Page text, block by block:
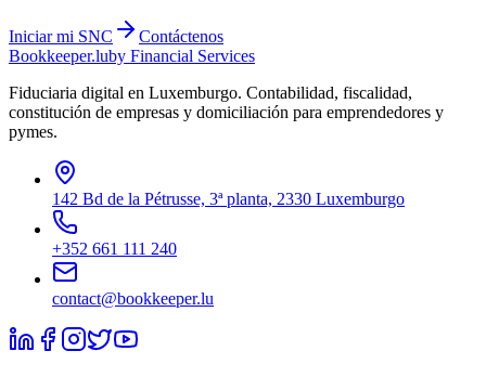
Iniciar mi SNC
Contáctenos
Bookkeeper.luby Financial Services
Fiduciaria digital en Luxemburgo. Contabilidad, fiscalidad,
constitución de empresas y domiciliación para emprendedores y
pymes.
142 Bd de la Pétrusse, 3ª planta, 2330 Luxemburgo
+352 661 111 240
contact@bookkeeper.lu